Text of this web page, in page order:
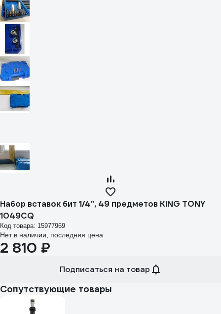
Набор вставок бит 1/4", 49 предметов KING TONY
1049CQ
Код товара: 15977969
Нет в наличии, последняя цена
2 810 ₽
Подписаться на товар
Сопутствующие товары